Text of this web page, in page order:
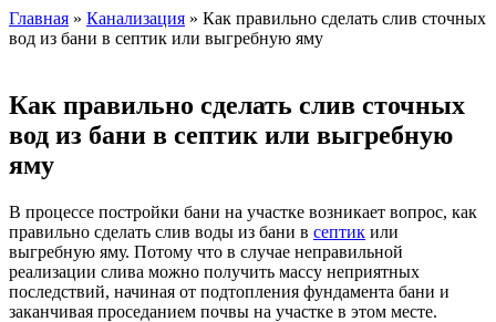
Главная » Канализация » Как правильно сделать слив сточных
вод из бани в септик или выгребную яму
Как правильно сделать слив сточных
вод из бани в септик или выгребную
яму
В процессе постройки бани на участке возникает вопрос, как
правильно сделать слив воды из бани в септик или
выгребную яму. Потому что в случае неправильной
реализации слива можно получить массу неприятных
последствий, начиная от подтопления фундамента бани и
заканчивая проседанием почвы на участке в этом месте.